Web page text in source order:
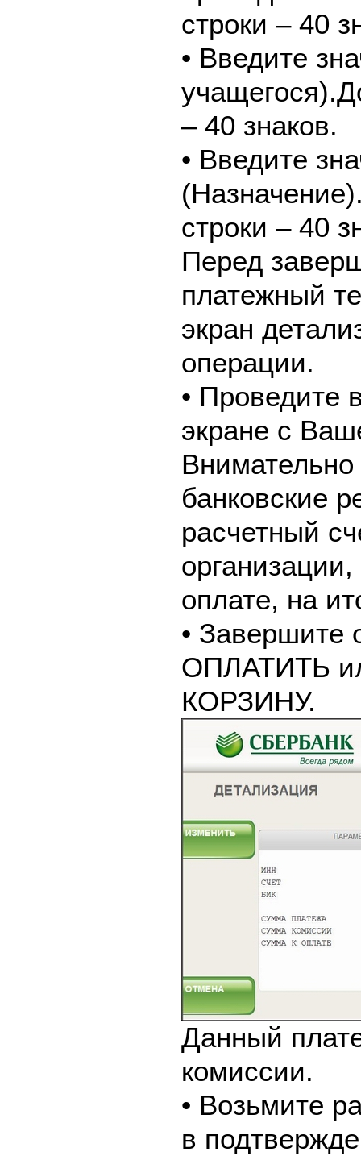
строки – 40
• Введите
– 40 знаков.
• Введите
строки – 40
Перед
платежный
экран
операции.
• Проведите
экране с
банковские
расчетный
оплате, на
• Завершите
ОПЛАТИТЬ
КОРЗИНУ.
Данный
комиссии.
• Возьмите
в